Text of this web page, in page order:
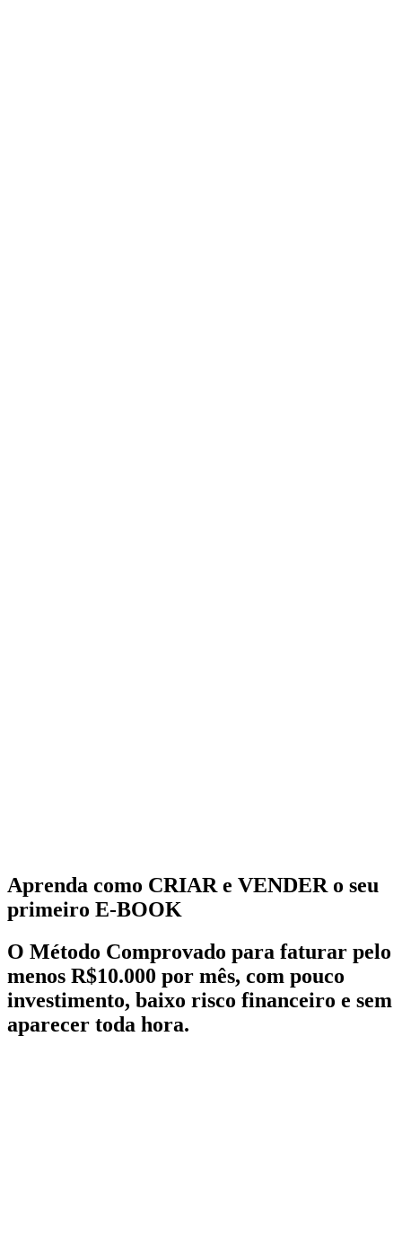
Aprenda como CRIAR e VENDER o seu
primeiro E-BOOK
O Método Comprovado para faturar pelo
menos R$10.000 por mês, com pouco
investimento, baixo risco financeiro e sem
aparecer toda hora.